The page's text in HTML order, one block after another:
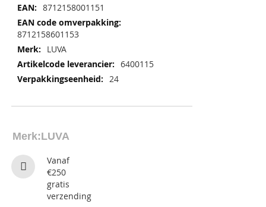
Merk:LUVA
Vanaf
€250
gratis
verzending
Meer
informatie
8712158001151
8712158601153
LUVA
6400115
24